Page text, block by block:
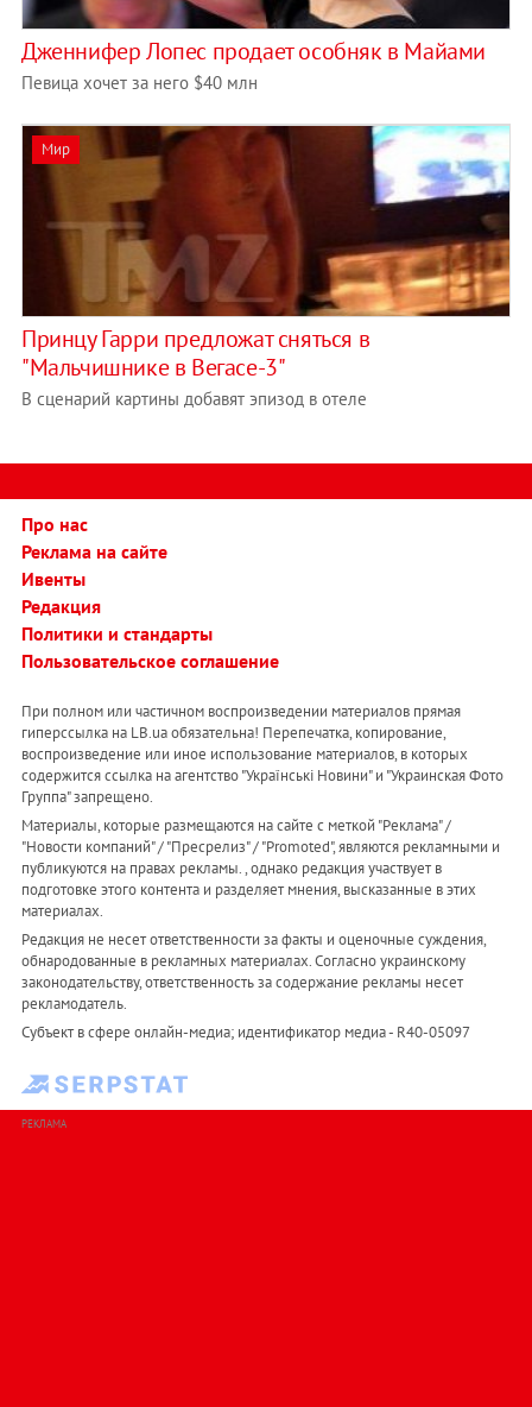
Дженнифер Лопес продает особняк в Майами
Певица хочет за него $40 млн
Мир
Принцу Гарри предложат сняться в
"Мальчишнике в Вегасе-3"
В сценарий картины добавят эпизод в отеле
Про нас
Реклама на сайте
Ивенты
Редакция
Политики и стандарты
Пользовательское соглашение
При полном или частичном воспроизведении материалов прямая
гиперссылка на LB.ua обязательна! Перепечатка, копирование,
воспроизведение или иное использование материалов, в которых
содержится ссылка на агентство "Українськi Новини" и "Украинская Фото
Группа" запрещено.
Материалы, которые размещаются на сайте с меткой "Реклама" /
"Новости компаний" / "Пресрелиз" / "Promoted", являются рекламными и
публикуются на правах рекламы. , однако редакция участвует в
подготовке этого контента и разделяет мнения, высказанные в этих
материалах.
Редакция не несет ответственности за факты и оценочные суждения,
обнародованные в рекламных материалах. Согласно украинскому
законодательству, ответственность за содержание рекламы несет
рекламодатель.
Субъект в сфере онлайн-медиа; идентификатор медиа - R40-05097
РЕКЛАМА